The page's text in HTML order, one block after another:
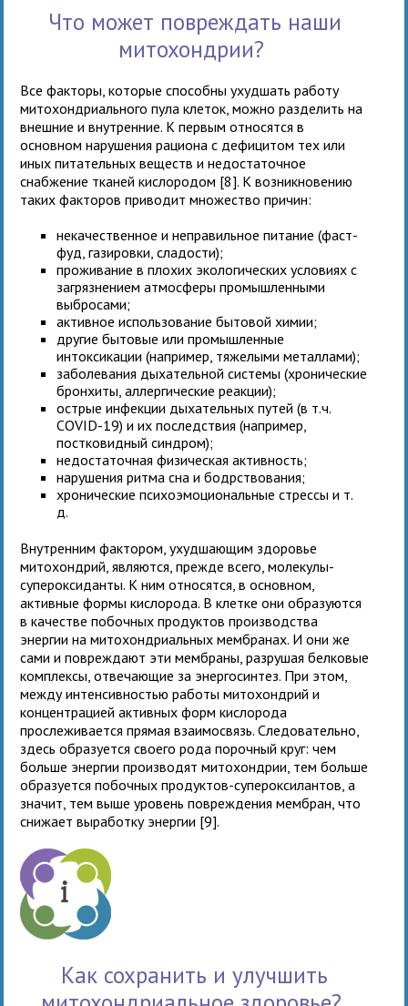
Что может повреждать наши
митохондрии?
Все факторы, которые способны ухудшать работу
митохондриального пула клеток, можно разделить на
внешние и внутренние. К первым относятся в
основном нарушения рациона с дефицитом тех или
иных питательных веществ и недостаточное
снабжение тканей кислородом [8]. К возникновению
таких факторов приводит множество причин:
некачественное и неправильное питание (фаст-
фуд, газировки, сладости);
проживание в плохих экологических условиях с
загрязнением атмосферы промышленными
выбросами;
активное использование бытовой химии;
другие бытовые или промышленные
интоксикации (например, тяжелыми металлами);
заболевания дыхательной системы (хронические
бронхиты, аллергические реакции);
острые инфекции дыхательных путей (в т.ч.
COVID-19) и их последствия (например,
постковидный синдром);
недостаточная физическая активность;
нарушения ритма сна и бодрствования;
хронические психоэмоциональные стрессы и т.
д.
Внутренним фактором, ухудшающим здоровье
митохондрий, являются, прежде всего, молекулы-
супероксиданты. К ним относятся, в основном,
активные формы кислорода. В клетке они образуются
в качестве побочных продуктов производства
энергии на митохондриальных мембранах. И они же
сами и повреждают эти мембраны, разрушая белковые
комплексы, отвечающие за энергосинтез. При этом,
между интенсивностью работы митохондрий и
концентрацией активных форм кислорода
прослеживается прямая взаимосвязь. Следовательно,
здесь образуется своего рода порочный круг: чем
больше энергии производят митохондрии, тем больше
образуется побочных продуктов-супероксилантов, а
значит, тем выше уровень повреждения мембран, что
снижает выработку энергии [9].
Как сохранить и улучшить